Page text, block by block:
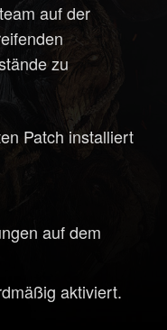
auf der
zu
Patch installiert
auf dem
aktiviert.